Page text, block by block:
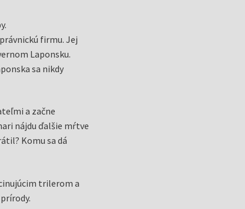
firmu. Jej
Laponsku.
sa nikdy
a začne
nájdu ďalšie mŕtve
Komu sa dá
trilerom a